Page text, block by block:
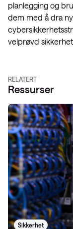
planlegging og
dem med å dra
velprøvd
RELATERT
Ressurser
Sikkerhet